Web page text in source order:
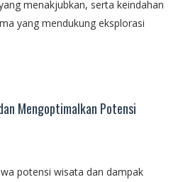
menakjubkan, serta keindahan
yang mendukung eksplorasi
Mengoptimalkan Potensi
potensi wisata dan dampak